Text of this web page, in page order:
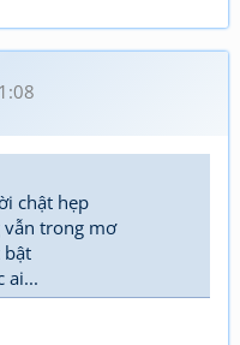
chật hẹp
vẫn trong mơ
bật
ai...